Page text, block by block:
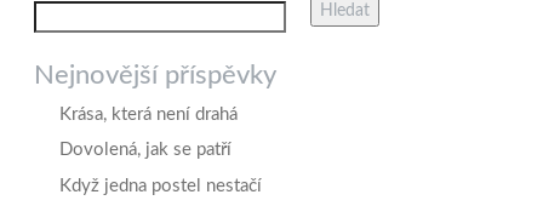
Hledat
Nejnovější příspěvky
Krása, která není drahá
Dovolená, jak se patří
Když jedna postel nestačí